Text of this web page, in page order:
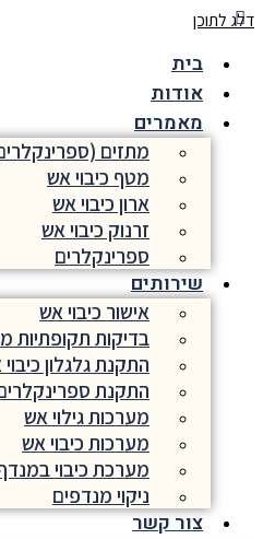
דלג לתוכן
בית
אודות
מאמרים
מתזים
מטף כיבוי אש
ארון כיבוי אש
זרנוק כיבוי אש
ספרינקלרים
שירותים
אישור כיבוי אש
בדיקות תקופתיות
התקנת גלגלון
התקנת
מערכות גילוי אש
מערכות כיבוי אש
מערכת כיבוי
ניקוי מנדפים
צור קשר